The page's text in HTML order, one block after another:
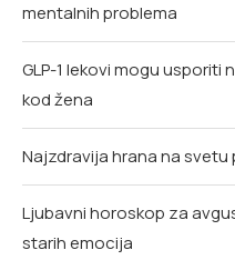
mentalnih problema
GLP-1 lekovi mogu
kod žena
Najzdravija hrana na
Ljubavni horoskop za
starih emocija